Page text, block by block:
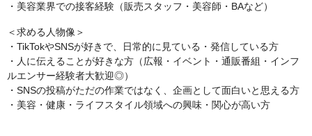
・美容業界での接客経験（販売スタッフ・美容師・BAなど）
＜求める人物像＞
・TikTokやSNSが好きで、日常的に見ている・発信している方
・⼈に伝えることが好きな⽅（広報・イベント・通販番組・インフ
ルエンサー経験者大歓迎◎）
・SNSの投稿がただの作業ではなく、企画として⾯⽩いと思える⽅
・美容・健康・ライフスタイル領域への興味・関心が高い方